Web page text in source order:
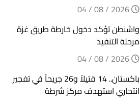
واشنطن تؤكد دخول خارطة طريق غزة
مرحلة التنفيذ
باكستان.. 14 قتيلاً و26 جريحاً في تفجير
انتحاري استهدف مركز شرطة